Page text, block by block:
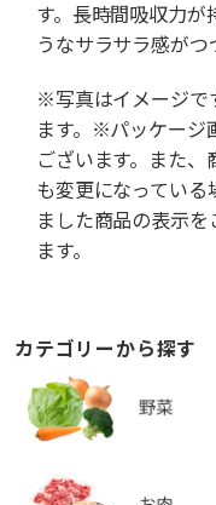
す。長時間吸収力が
うなサラサラ感がつ
※写真はイメージで
ます。※パッケージ
ございます。また
も変更になっている
ました商品の表示
ます。
カテゴリーから探す